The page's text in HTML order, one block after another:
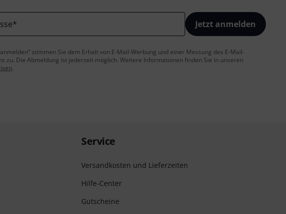
* Jetzt anmelden
stimmen Sie dem Erhalt von E-Mail-Werbung und einer Messung des E-Mail-
zu. Die Abmeldung ist jederzeit möglich. Weitere Informationen finden Sie in unseren
.
Service
Versandkosten und Lieferzeiten
Hilfe-Center
Gutscheine